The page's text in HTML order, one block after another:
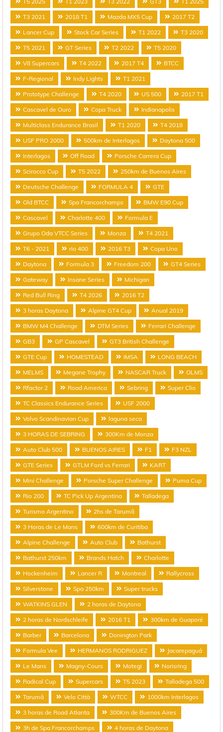
T3 2021 2018 T1 Mazda MX5 Cup 2017 T2
Lancer Cup Stock Car Series T1 2022 T3 2020
T5 2021 GT Series T2 2022 T5 2020
V8 Supercars T4 2022 2017 T4 BTCC
F-Regional Indy Lights T1 2021
Prototype Challenge T4 2020 US 500 2017 T1
Cascavel de Ouro Copa Truck Indianapolis
Multiclass Endurance Brasil T1 2020 T4 2018
USF PRO 2000 500km de Interlagos Daytona 500
Interlagos Off Road Porsche Carrera Cup
Scirocco Cup T5 2022 250km de Buenos Aires
Deutsche Challenge FORMULA 4 GTE
Old BTCC Spa Francorchamps BMW E90 Cup
Cascavel Charlotte 400 Formula E
Grupo Oda VTCC Series Monza T4 2021
T6 - 2021 rio 400 2016 T3 Copa Uno
Daytona Formula 3 Freedom 200 GT4 Series
Gateway Insane Series Michigan
Red Bull Ring T4 2026 2016 T2
3 horas Daytona Alpine GT4 Cup Anual 2019
BMW M4 Challenge DTM Series Ferrari Challenge
GB3 GP Cascavel GT3 British Challenge
GTE Cup HOMESTEAD IMSA LONG BEACH
MELMS Megane Trophy NASCAR Truck OLMS
Rfactor 2 Road America Sebring Super Clio
TC Classics Endurance Series USF 2000
Volvo Scandinavian Cup laguna seca
3 HORAS DE SEBRING 300Km de Monza
Auto Club 500 BUENOS AIRES F1 F3 NZL
GTE Series GTLM Ford vs Ferrari KART
Mini Challenge Porsche Super Challenge Puma Cup
Rio 200 TC Pick Up Argentina Talladega
Turismo Argentino 2hs de Tarumã
3 Horas de Le Mans 600km de Curitiba
Alpine Challenge Auto Club Bathurst
Bathurst 250km Brands Hatch Charlotte
Hockenheim Lancer R Montreal Rallycross
Silverstone Spa 250km Super trucks
WATKINS GLEN 2 horas de Daytona
2 horas de Nordschleife 2016 T1 300km de Guaporé
Barber Barcelona Donington Park
Formula Vee HERMANOS RODRIGUEZ Jacarepaguá
Le Mans Magny-Cours Motegi Norisring
Radical Cup Supercars T5 2023 Talladega 500
Tarumã Velo Città WTCC 1000km Interlagos
3 horas de Road Atlanta 300Km de Buenos Aires
3h de Spa Francorchamps 4 horas de Daytona